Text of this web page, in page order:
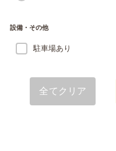
設備・その他
駐車場あり
全てクリア